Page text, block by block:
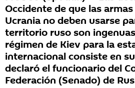
Occidente de que las
Ucrania no deben usarse
territorio ruso son
régimen de Kiev para la
internacional consiste en
declaró el funcionario del
Federación (Senado) de